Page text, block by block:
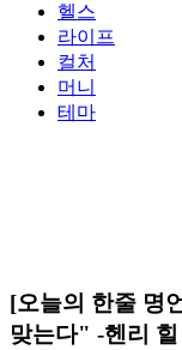
헬스
라이프
컬처
머니
테마
[오늘의 한줄 명
맞는다" -헨리 힐